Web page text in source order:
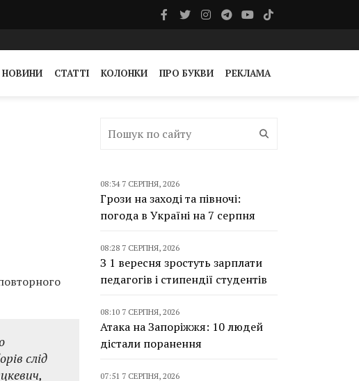
НОВИНИ СТАТТІ КОЛОНКИ ПРО БУКВИ РЕКЛАМА
слід
08:34 7 СЕРПНЯ, 2026
Грози на заході та півночі:
погода в Україні на 7 серпня
08:28 7 СЕРПНЯ, 2026
З 1 вересня зростуть зарплати
педагогів і стипендії студентів
08:10 7 СЕРПНЯ, 2026
Атака на Запоріжжя: 10 людей
дістали поранення
07:51 7 СЕРПНЯ, 2026